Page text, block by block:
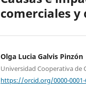
comerciales y
Olga Lucia Galvis Pinzón
Universidad Cooperativa de
https://orcid.org/0000-0001-